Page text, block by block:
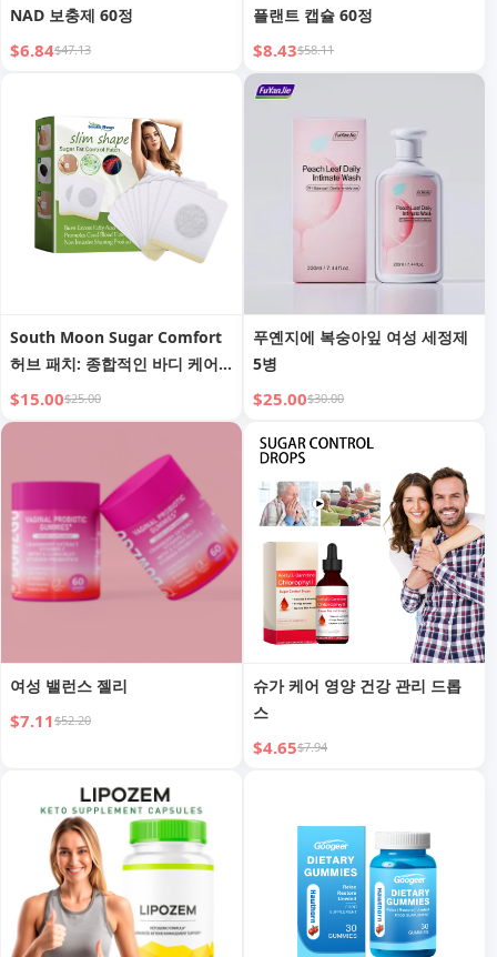
NAD 보충제 60정
$6.84$47.13
플랜트 캡슐 60정
$8.43$58.11
South Moon Sugar Comfort
허브 패치: 종합적인 바디 케어
를 위한 천연 허브 포뮬라
$15.00$25.00
푸옌지에 복숭아잎 여성 세정제
5병
$25.00$30.00
여성 밸런스 젤리
$7.11$52.20
슈가 케어 영양 건강 관리 드롭
스
$4.65$7.94